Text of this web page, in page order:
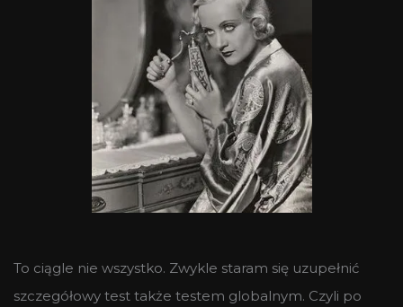
To ciągle nie wszystko. Zwykle staram się uzupełnić
szczegółowy test także testem globalnym. Czyli po